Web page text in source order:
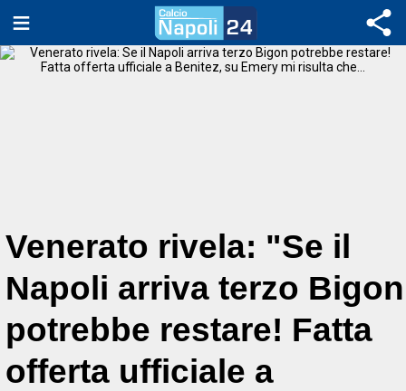
Venerato rivela: "Se il
Napoli arriva terzo Bigon
potrebbe restare! Fatta
offerta ufficiale a